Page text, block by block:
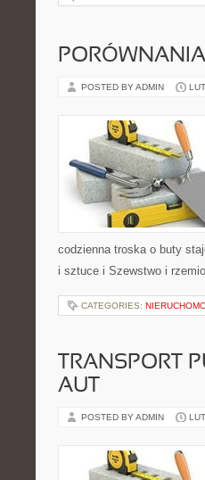
POSTED BY ADMIN
codzienna troska o buty
i sztuce i Szewstwo i
CATEGORIES:
TRANSPORT
AUT
POSTED BY ADMIN